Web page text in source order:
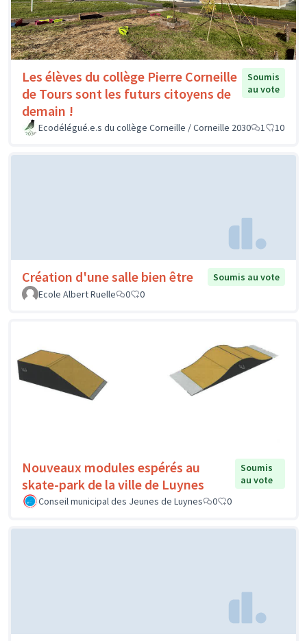
Les élèves du collège Pierre Corneille
de Tours sont les futurs citoyens de
demain !
Soumis
au vote
Ecodélégué.e.s du collège Corneille / Corneille 2030 1 10
Création d'une salle bien être
Soumis au vote
Ecole Albert Ruelle
0 0
Nouveaux modules espérés au
skate-park de la ville de Luynes
Soumis
au vote
Conseil municipal des Jeunes de Luynes
0 0